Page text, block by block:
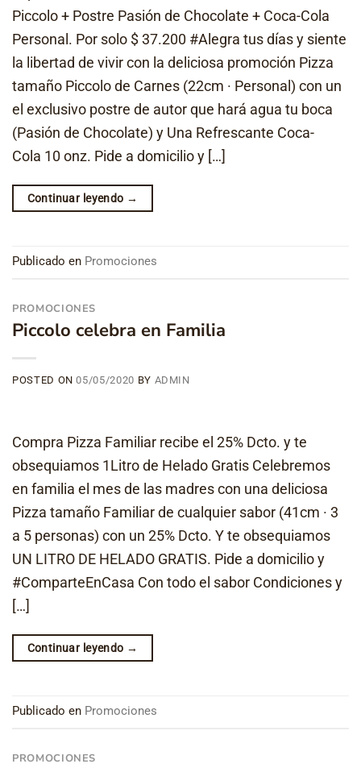
Piccolo + Postre Pasión de Chocolate + Coca-Cola
Personal. Por solo $ 37.200 #Alegra tus días y siente
la libertad de vivir con la deliciosa promoción Pizza
tamaño Piccolo de Carnes (22cm · Personal) con un
el exclusivo postre de autor que hará agua tu boca
(Pasión de Chocolate) y Una Refrescante Coca-
Cola 10 onz. Pide a domicilio y […]
Continuar leyendo →
Publicado en Promociones
PROMOCIONES
Piccolo celebra en Familia
POSTED ON05/05/2020 BY ADMIN
Compra Pizza Familiar recibe el 25% Dcto. y te
obsequiamos 1Litro de Helado Gratis Celebremos
en familia el mes de las madres con una deliciosa
Pizza tamaño Familiar de cualquier sabor (41cm · 3
a 5 personas) con un 25% Dcto. Y te obsequiamos
UN LITRO DE HELADO GRATIS. Pide a domicilio y
#ComparteEnCasa Con todo el sabor Condiciones y
[…]
Continuar leyendo →
Publicado en Promociones
PROMOCIONES